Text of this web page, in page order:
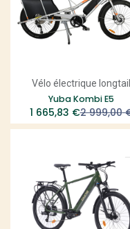
Vélo électrique longtail
Yuba Kombi E5
1 665,83 €2 999,00